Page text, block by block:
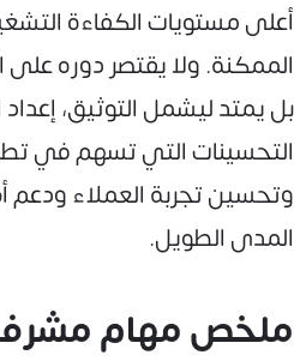
أعلى مستويات الكفاءة
الممكنة. ولا يقتصر دوره على
بل يمتد ليشمل التوثيق، إعداد
التحسينات التي تسهم في
وتحسين تجربة العملاء
المدى الطويل.
ملخص مهام مشرف